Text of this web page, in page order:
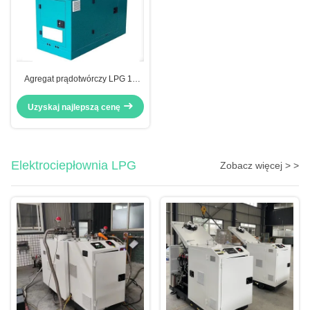
Agregat prądotwórczy LPG 10
LPG, Niska prędkość obrotowa
1500 RPM
Uzyskaj najlepszą cenę
Elektrociepłownia LPG Zobacz więcej > >